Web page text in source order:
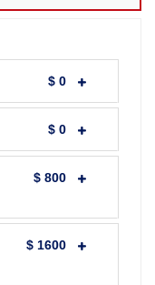
$ 0
$ 0
$ 800
$ 1600